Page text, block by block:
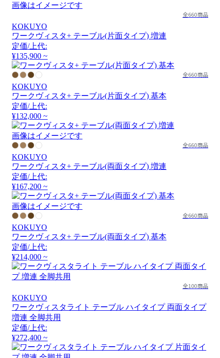
画像はイメージです
全660商品
KOKUYO
ワークヴィスタ+ テーブル(片面タイプ) 増連
定価/上代:
¥135,900 ~
全660商品
KOKUYO
ワークヴィスタ+ テーブル(片面タイプ) 基本
定価/上代:
¥132,000 ~
画像はイメージです
全660商品
KOKUYO
ワークヴィスタ+ テーブル(両面タイプ) 増連
定価/上代:
¥167,200 ~
画像はイメージです
全660商品
KOKUYO
ワークヴィスタ+ テーブル(両面タイプ) 基本
定価/上代:
¥214,000 ~
全100商品
KOKUYO
ワークヴィスタライト テーブル ハイタイプ 両面タイプ
増連 全脚共用
定価/上代:
¥272,400 ~